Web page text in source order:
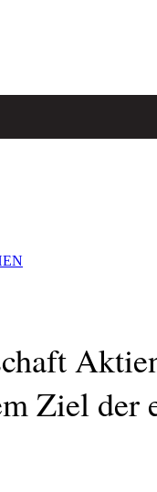
Ziel der